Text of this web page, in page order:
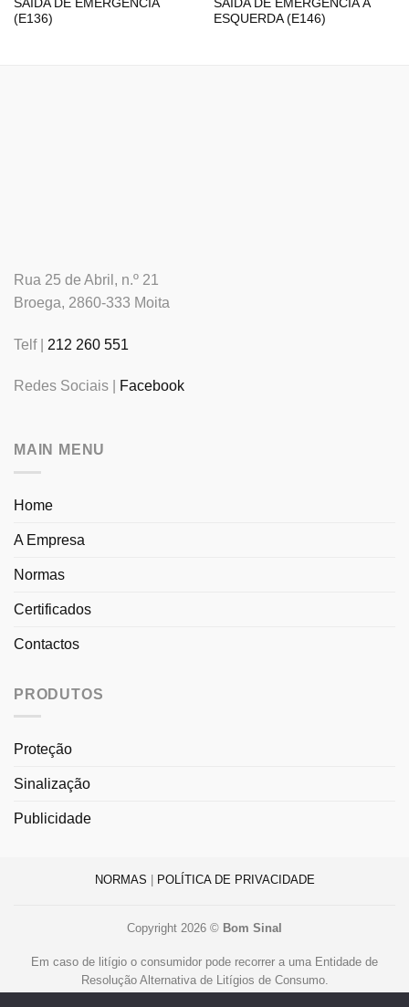
SAÍDA DE EMERGÊNCIA
(E136)
SAÍDA DE EMERGÊNCIA À
ESQUERDA (E146)
Rua 25 de Abril, n.º 21
Broega, 2860-333 Moita
Telf | 212 260 551
Redes Sociais | Facebook
MAIN MENU
Home
A Empresa
Normas
Certificados
Contactos
PRODUTOS
Proteção
Sinalização
Publicidade
NORMAS POLÍTICA DE PRIVACIDADE
Copyright 2026 © Bom Sinal
Em caso de litígio o consumidor pode recorrer a uma Entidade de
Resolução Alternativa de Litígios de Consumo.